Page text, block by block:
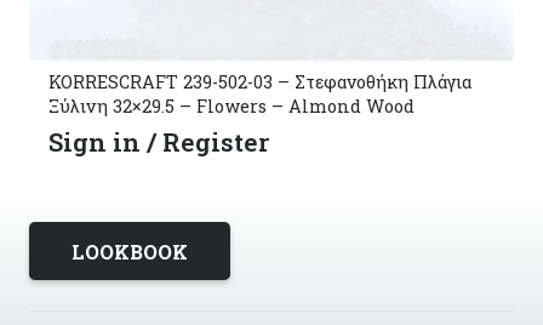
KORRESCRAFT 239-502-03 – Στεφανοθήκη Πλάγια
Ξύλινη 32×29.5 – Flowers – Almond Wood
Sign in / Register
LOOKBOOK